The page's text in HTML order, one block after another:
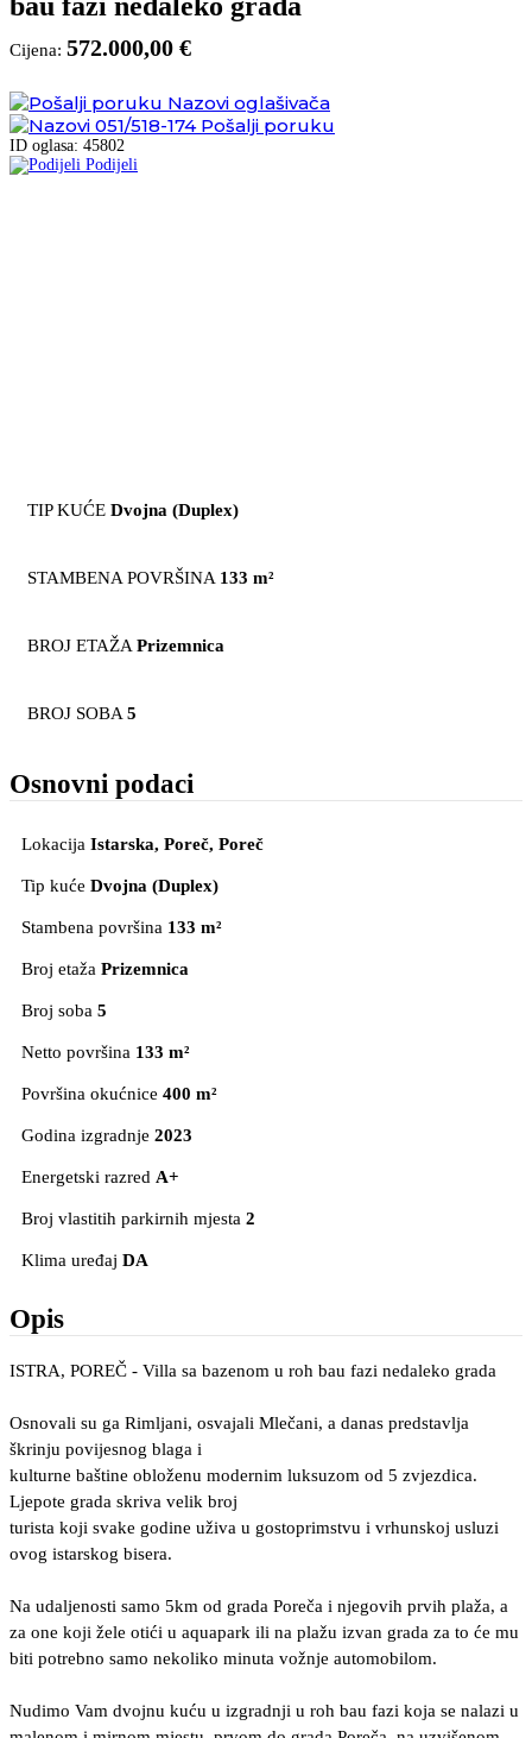
Cijena: 572.000,00 €
Nazovi oglašivača
051/518-174 Pošalji poruku
ID oglasa: 45802
Podijeli
TIP KUĆE Dvojna (Duplex)
STAMBENA POVRŠINA 133 m²
BROJ ETAŽA Prizemnica
BROJ SOBA 5
Osnovni podaci
Lokacija Istarska, Poreč, Poreč
Tip kuće Dvojna (Duplex)
Stambena površina 133 m²
Broj etaža Prizemnica
Broj soba 5
Netto površina 133 m²
Površina okućnice 400 m²
Godina izgradnje 2023
Energetski razred A+
Broj vlastitih parkirnih mjesta 2
Klima uređaj DA
Opis
ISTRA, POREČ - Villa sa bazenom u roh bau fazi nedaleko grada
Osnovali su ga Rimljani, osvajali Mlečani, a danas predstavlja
škrinju povijesnog blaga i
kulturne baštine obloženu modernim luksuzom od 5 zvjezdica.
Ljepote grada skriva velik broj
turista koji svake godine uživa u gostoprimstvu i vrhunskoj usluzi
ovog istarskog bisera.
Na udaljenosti samo 5km od grada Poreča i njegovih prvih plaža, a
za one koji žele otići u aquapark ili na plažu izvan grada za to će mu
biti potrebno samo nekoliko minuta vožnje automobilom.
Nudimo Vam dvojnu kuću u izgradnji u roh bau fazi koja se nalazi u